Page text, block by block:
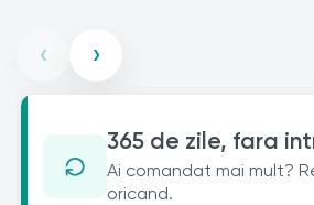
‹ ›
365 de zile, fara
Ai comandat mai mult?
oricand.